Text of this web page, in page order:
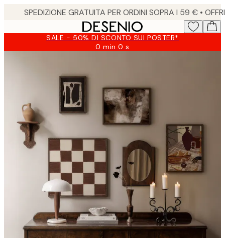
SALE - 50% DI SCONTO SUI POSTER*
0 min0 s
Valido
08-
10